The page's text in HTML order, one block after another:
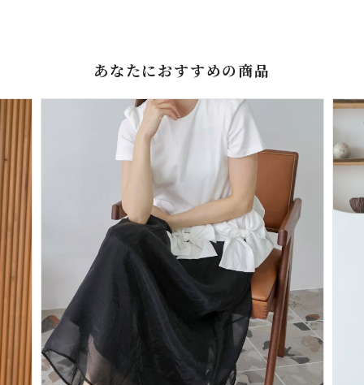
あなたにおすすめの商品